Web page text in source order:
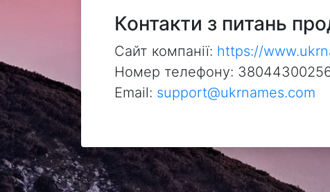
Контакти з питань
Сайт компанії: https://
Номер телефону:
Email: support@ukrnames.com